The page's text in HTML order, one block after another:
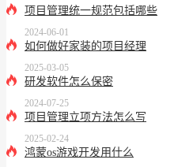
项目管理统一规范包括哪些
2024-06-01
如何做好家装的项目经理
2025-03-05
研发软件怎么保密
2024-07-25
项目管理立项方法怎么写
2025-02-24
鸿蒙os游戏开发用什么